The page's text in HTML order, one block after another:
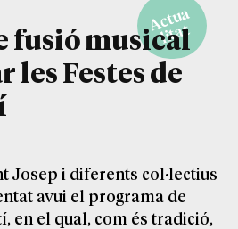
A
c
t
u
a
li
t
a
t
fusió musical
les Festes de
Josep i diferents col·lectius
avui el programa de
en el qual, com és tradició,